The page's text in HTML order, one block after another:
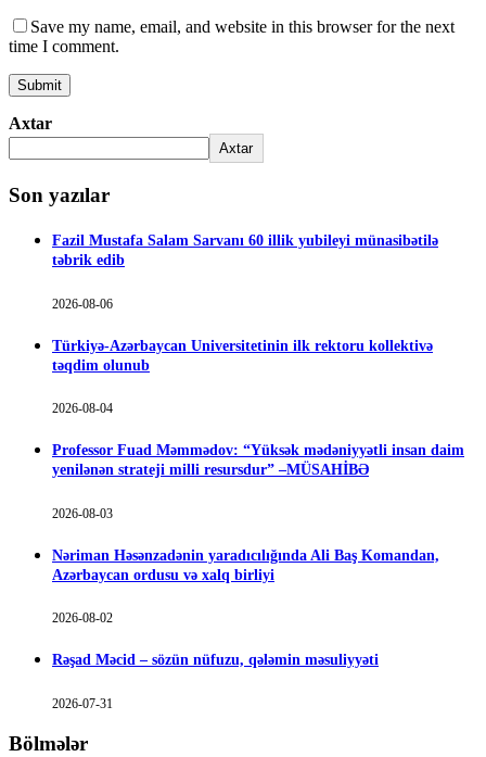
Save my name, email, and website in this browser for the next
time I comment.
Axtar
Axtar
Son yazılar
Fazil Mustafa Salam Sarvanı 60 illik yubileyi münasibətilə
təbrik edib
2026-08-06
Türkiyə-Azərbaycan Universitetinin ilk rektoru kollektivə
təqdim olunub
2026-08-04
Professor Fuad Məmmədov: “Yüksək mədəniyyətli insan daim
yenilənən strateji milli resursdur” –MÜSAHİBƏ
2026-08-03
Nəriman Həsənzadənin yaradıcılığında Ali Baş Komandan,
Azərbaycan ordusu və xalq birliyi
2026-08-02
Rəşad Məcid – sözün nüfuzu, qələmin məsuliyyəti
2026-07-31
Bölmələr